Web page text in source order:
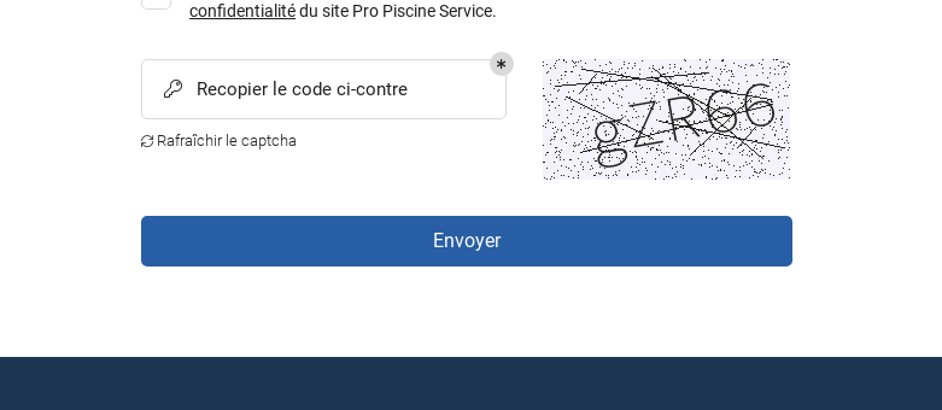
confidentialitédu site Pro Piscine Service.
 Recopier le code ci-contre
 Rafraîchir le captcha
Envoyer